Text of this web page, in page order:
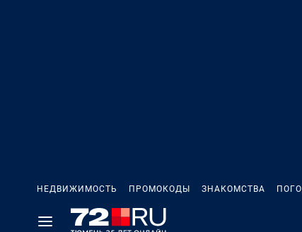
НЕДВИЖИМОСТЬ ПРОМОКОДЫ ЗНАКОМСТВА